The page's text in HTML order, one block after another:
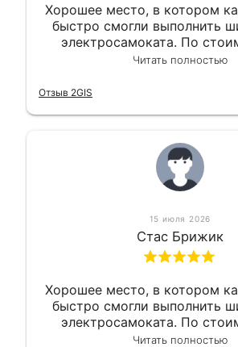
Хорошее место, в котором
быстро смогли выполнить
электросамоката. По
вышло вообще приемлемо
Читать полностью
Отзыв 2GIS
15 июля 2026
Стас Брижик
Хорошее место, в котором
быстро смогли выполнить
электросамоката. По
вышло вообще приемлемо
Читать полностью